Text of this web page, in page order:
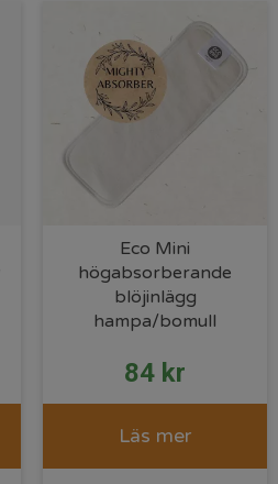
Eco Mini
högabsorberande
blöjinlägg
hampa/bomull
84 kr
Läs mer